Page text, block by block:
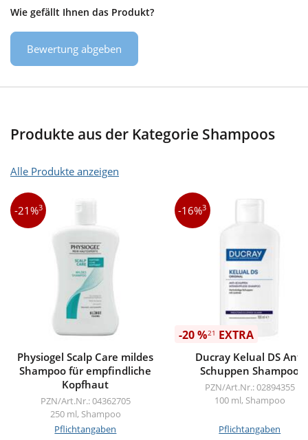
Wie gefällt Ihnen das Produkt?
Bewertung abgeben
Produkte aus der Kategorie Shampoos
Alle Produkte anzeigen
-21%3
Physiogel Scalp Care mildes
Shampoo für empfindliche
Kopfhaut
PZN/Art.Nr.: 04362705
250 ml, Shampoo
Pflichtangaben
-16%3
-20 %21 EXTRA
Ducray Kelual DS Anti
Schuppen Shampoo
PZN/Art.Nr.: 02894355
100 ml, Shampoo
Pflichtangaben